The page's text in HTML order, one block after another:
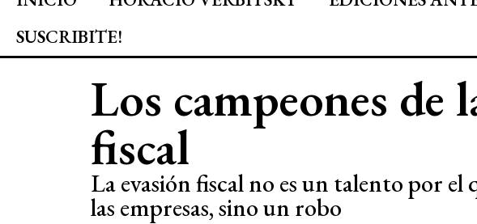
SUSCRIBITE!
Los campeones de
fiscal
La evasión fiscal no es un talento por el
las empresas, sino un robo